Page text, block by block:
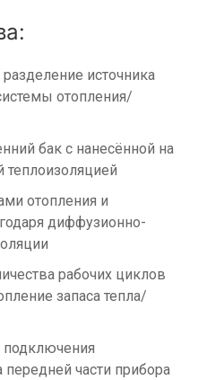
источника
отопления/
бак с нанесённой на
теплоизоляцией
отопления и
диффузионно-
рабочих циклов
запаса тепла/
подключения
части прибора